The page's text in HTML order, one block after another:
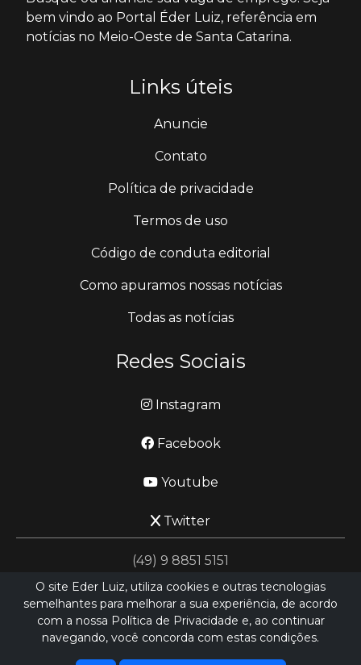
bem vindo ao Portal Éder Luiz, referência em
notícias no Meio-Oeste de Santa Catarina.
Links úteis
Anuncie
Contato
Política de privacidade
Termos de uso
Código de conduta editorial
Como apuramos nossas notícias
Todas as notícias
Redes Sociais
Instagram
Facebook
Youtube
Twitter
(49) 9 8851 5151
jornalismo@ederluiz.com.vc
O site Eder Luiz, utiliza cookies e outras tecnologias
semelhantes para melhorar a sua experiência, de acordo
com a nossa Política de Privacidade e, ao continuar
navegando, você concorda com estas condições.